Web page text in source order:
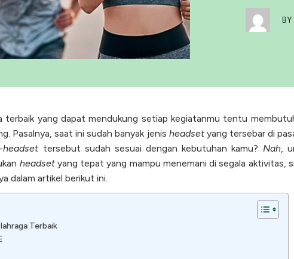
BY
terbaik yang dapat mendukung setiap kegiatanmu tentu
Pasalnya, saat ini sudah banyak jenis headsetyang tersebar di
headset tersebut sudah sesuai dengan kebutuhan kamu? Nah,
headsetyang tepat yang mampu menemani di segala aktivitas,
dalam artikel berikut ini.
Terbaik